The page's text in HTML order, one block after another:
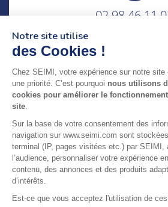
02 98 46 11
adresse : 75 Rue Amiral
29200 Brest
LABELLISÉE
© 2024 SEIMI - Tous droits
Notre site utilise
des Cookies !
Chez SEIMI, votre expérience sur notre site
une priorité. C’est pourquoi nous utilisons
cookies pour améliorer le
site.
Sur la base de votre consentement des
navigation sur www.seimi.com sont
terminal (IP, pages visitées etc.) par SEIMI,
l’audience, personnaliser votre expérience
contenu, des annonces et des produits
d’intérêts.
Est-ce que vous acceptez l'utilisation de